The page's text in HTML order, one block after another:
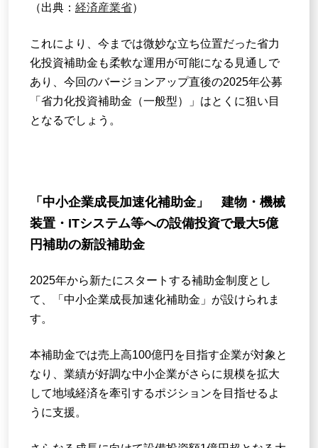
（出典： 経済産業省）
これにより、今までは微妙な立ち位置だった省力
化投資補助金も柔軟な運用が可能になる見通しで
あり、今回のバージョンアップ直後の2025年公募
「省力化投資補助金（一般型）」はとくに狙い目
となるでしょう。
「中小企業成長加速化補助金」
建物・機械
装置・ITシステム等への設備投資で最大5億
円補助の新設補助金
2025年から新たにスタートする補助金制度とし
て、「中小企業成長加速化補助金」が設けられま
す。
本補助金では売上高100億円を目指す企業が対象と
なり、業績が好調な中小企業がさらに規模を拡大
して地域経済を牽引するポジションを目指せるよ
うに支援。